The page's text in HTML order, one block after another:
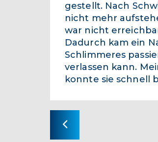
gestellt. Nach
nicht mehr
war nicht
Dadurch kam ein
Schlimmeres
verlassen kann.
konnte sie schnell